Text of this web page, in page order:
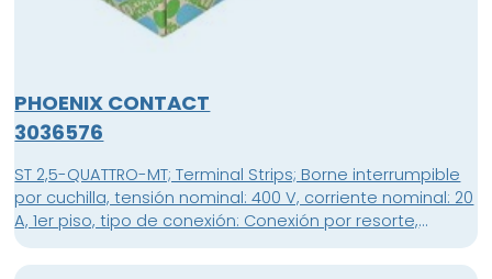
PHOENIX CONTACT
3036576
ST 2,5-QUATTRO-MT; Terminal Strips; Borne interrumpible
por cuchilla, tensión nominal: 400 V, corriente nominal: 20
A, 1er piso, tipo de conexión: Conexión por resorte,
Sección de dimensionamiento: 2,5 mm², sección: 0,08
mm² - 4 mm², montaje: NS 35/7,5, NS 35/15, color: gris;